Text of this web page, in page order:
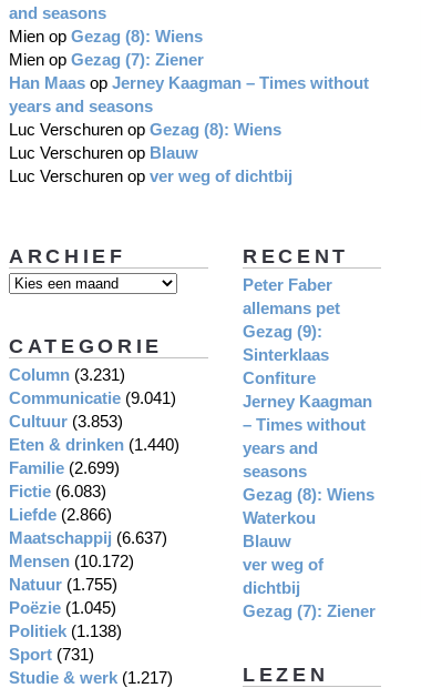
and seasons
Mien op Gezag (8): Wiens
Mien op Gezag (7): Ziener
Han Maas op Jerney Kaagman – Times without
years and seasons
Luc Verschuren op Gezag (8): Wiens
Luc Verschuren op Blauw
Luc Verschuren op ver weg of dichtbij
RECENT
Peter Faber
allemans pet
Gezag (9):
Sinterklaas
Confiture
Jerney Kaagman
– Times without
years and
seasons
Gezag (8): Wiens
Waterkou
Blauw
ver weg of
dichtbij
Gezag (7): Ziener
LEZEN
ARCHIEF
CATEGORIE
Column (3.231)
Communicatie (9.041)
Cultuur (3.853)
Eten & drinken (1.440)
Familie (2.699)
Fictie (6.083)
Liefde (2.866)
Maatschappij (6.637)
Mensen (10.172)
Natuur (1.755)
Poëzie (1.045)
Politiek (1.138)
Sport (731)
Studie & werk (1.217)